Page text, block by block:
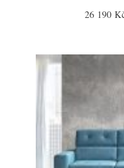
26 190